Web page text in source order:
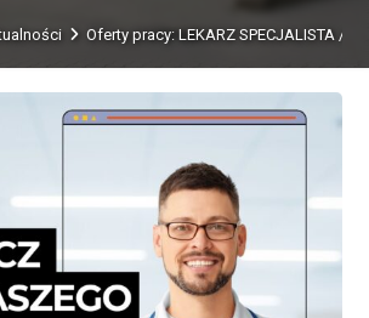
Oferty pracy: LEKARZ SPECJALISTA /